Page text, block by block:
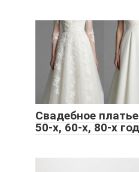
Свадебное
50-х, 60-х, 80-х